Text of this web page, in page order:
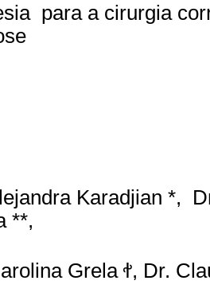
para a cirurgia
Karadjian *,
**,
Grela ꬷ, Dr.